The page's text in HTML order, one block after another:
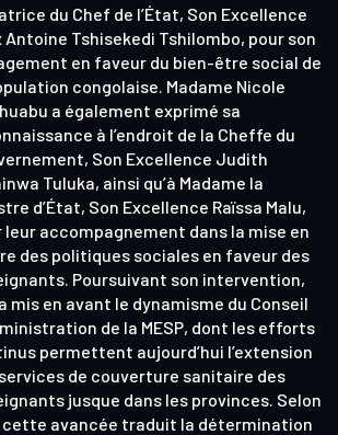
du Chef de l’État, Son Excellence
Antoine Tshisekedi Tshilombo, pour son
en faveur du bien-être social de
congolaise. Madame Nicole
a également exprimé sa
à l’endroit de la Cheffe du
Son Excellence Judith
Tuluka, ainsi qu’à Madame la
d’État, Son Excellence Raïssa Malu,
leur accompagnement dans la mise en
des politiques sociales en faveur des
Poursuivant son intervention,
mis en avant le dynamisme du Conseil
de la MESP, dont les efforts
permettent aujourd’hui l’extension
de couverture sanitaire des
jusque dans les provinces. Selon
cette avancée traduit la détermination